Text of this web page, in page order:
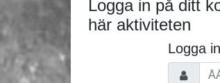
Logga in på ditt
här aktiviteten
Logga in